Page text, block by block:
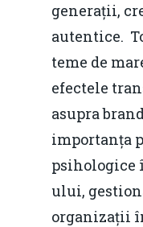
generații,
autentice.
teme de
efectele
asupra
importanța
psihologice
ului,
organizații